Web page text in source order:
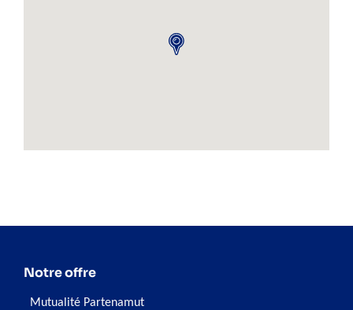
Notre offre
Mutualité Partenamut